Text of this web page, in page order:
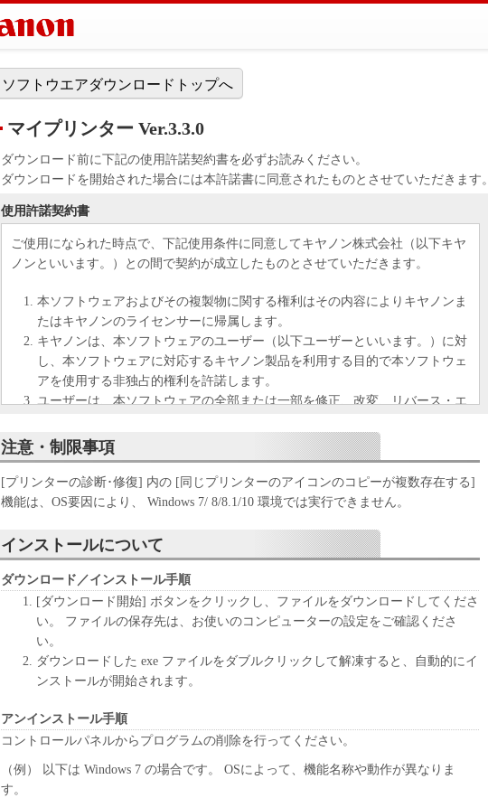
ソフトウエアダウンロードトップへ
マイプリンター Ver.3.3.0
ダウンロード前に下記の使用許諾契約書を必ずお読みください。
ダウンロードを開始された場合には本許諾書に同意されたものとさせていただきます。
使用許諾契約書
ご使用になられた時点で、下記使用条件に同意してキヤノン株式会社（以下キヤ
ノンといいます。）との間で契約が成立したものとさせていただきます。
本ソフトウェアおよびその複製物に関する権利はその内容によりキヤノンま
たはキヤノンのライセンサーに帰属します。
キヤノンは、本ソフトウェアのユーザー（以下ユーザーといいます。）に対
し、本ソフトウェアに対応するキヤノン製品を利用する目的で本ソフトウェ
アを使用する非独占的権利を許諾します。
ユーザーは、本ソフトウェアの全部または一部を修正、改変、リバース・エ
ん。
キヤノン、キヤノンマーケティングジャパン株式会社およびキヤノンのライ
センサーは、本ソフトウェアがユーザーの特定の目的のために適当であるこ
と、もしくは有用であること、または本ソフトウェアに瑕疵がないこと、そ
キヤノン、キヤノンマーケティングジャパン株式会社およびキヤノンのライ
センサーは、本ソフトウェアの使用に付随または関連して生ずる直接的また
は間接的な損失、損害等について、いかなる場合においても一切の責任を負
いません。
ユーザーは、日本国政府または該当国の政府より必要な許可等を得ることな
しに、本ソフトウェアの全部または一部を、直接または間接に輸出してはな
りません。
注意・制限事項
[プリンターの診断･修復] 内の [同じプリンターのアイコンのコピーが複数存在する]
機能は、OS要因により、 Windows 7/ 8/8.1/10 環境では実行できません。
インストールについて
ダウンロード／インストール手順
[ダウンロード開始] ボタンをクリックし、ファイルをダウンロードしてくださ
い。 ファイルの保存先は、お使いのコンピューターの設定をご確認くださ
い。
ダウンロードした exe ファイルをダブルクリックして解凍すると、自動的にイ
ンストールが開始されます。
アンインストール手順
コントロールパネルからプログラムの削除を行ってください。
（例） 以下は Windows 7 の場合です。 OSによって、機能名称や動作が異なりま
す。